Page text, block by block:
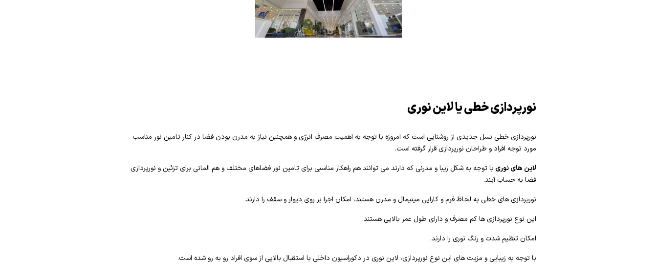
نورپردازی خطی یا لاین نوری
نورپردازی خطی نسل جدیدی از روشنایی است که امروزه با توجه به اهمیت مصرف انرژی و همچنین نیاز به مدرن بودن فضا در کنار تامین نور مناسب
مورد توجه افراد و طراحان نورپردازی قرار گرفته است.
لاین های نوری با توجه به شکل زیبا و مدرنی که دارند می توانند هم راهکار مناسبی برای تامین نور فضاهای مختلف و هم المانی برای تزئین و نورپردازی
فضا به حساب آیند.
نورپردازی های خطی به لحاظ فرم و کارایی مینیمال و مدرن هستند، امکان اجرا بر روی دیوار و سقف را دارند.
این نوع نورپردازی ها کم مصرف و دارای طول عمر بالایی هستند.
امکان تنظیم شدت و رنگ نوری را دارند.
با توجه به زیبایی و مزیت های این نوع نورپردازی، لاین نوری در دکوراسیون داخلی با استقبال بالایی از سوی افراد رو به رو شده است.